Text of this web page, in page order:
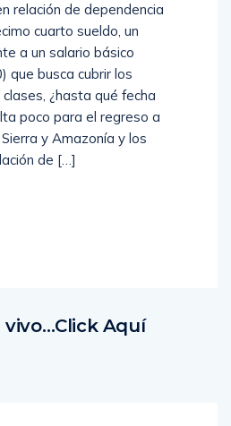
relación de dependencia
cuarto sueldo, un
a un salario básico
que busca cubrir los
¿hasta qué fecha
poco para el regreso a
y Amazonía y los
de […]
vivo…Click Aquí